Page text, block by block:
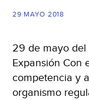
29 MAYO 2018
29 de mayo del
Expansión Con
competencia y
organismo